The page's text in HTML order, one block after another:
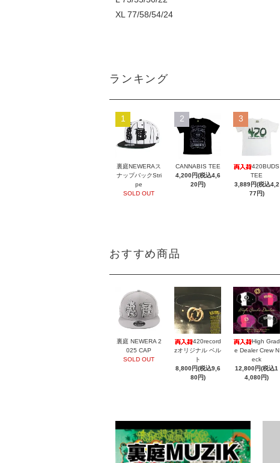
XL 77/58/54/24
ランキング
1
裏庭NEWERAス
ナップバックStri
pe
SOLD OUT
2
CANNABIS TEE
4,200円(税込4,6
20円)
3
420BUDS
TEE
3,889円(税込4,2
77円)
おすすめ商品
裏庭 NEWERA 2
025 CAP
SOLD OUT
420record
zオリジナル ベル
ト
8,800円(税込9,6
80円)
High Grad
e Dealer Crew N
eck
12,800円(税込1
4,080円)